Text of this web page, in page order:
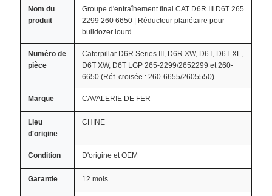
Nom du
produit
Groupe d'entraînement final CAT D6R III D6T 265
2299 260 6650 | Réducteur planétaire pour
bulldozer lourd
Numéro de
pièce
Caterpillar D6R Series III, D6R XW, D6T, D6T XL,
D6T XW, D6T LGP 265-2299/2652299 et 260-
6650 (Réf. croisée : 260-6655/2605550)
Marque CAVALERIE DE FER
Lieu
d'origine
CHINE
Condition D'origine et OEM
Garantie 12 mois